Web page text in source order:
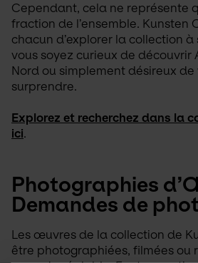
Cependant, cela ne représente
fraction de l’ensemble. Kunsten
chacun d’explorer la collection à
vous soyez curieux de découvrir
Nord ou simplement désireux de
surprendre.
Explorez et recherchez dans la
ici.
Photographies
Demandes de
Les œuvres de la collection de
être photographiées, filmées ou